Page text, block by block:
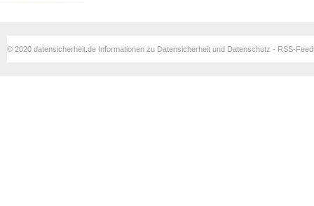
© 2020 datensicherheit.de Informationen zu Datensicherheit und Datenschutz - RSS-